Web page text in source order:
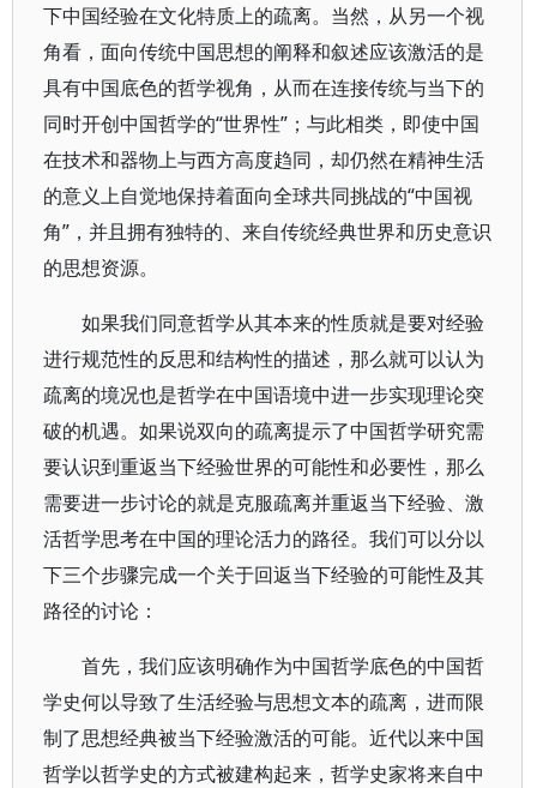
下中国经验在文化特质上的疏离。当然，从另一个视
角看，面向传统中国思想的阐释和叙述应该激活的是
具有中国底色的哲学视角，从而在连接传统与当下的
同时开创中国哲学的“世界性”；与此相类，即使中国
在技术和器物上与西方高度趋同，却仍然在精神生活
的意义上自觉地保持着面向全球共同挑战的“中国视
角”，并且拥有独特的、来自传统经典世界和历史意识
的思想资源。
如果我们同意哲学从其本来的性质就是要对经验
进行规范性的反思和结构性的描述，那么就可以认为
疏离的境况也是哲学在中国语境中进一步实现理论突
破的机遇。如果说双向的疏离提示了中国哲学研究需
要认识到重返当下经验世界的可能性和必要性，那么
需要进一步讨论的就是克服疏离并重返当下经验、激
活哲学思考在中国的理论活力的路径。我们可以分以
下三个步骤完成一个关于回返当下经验的可能性及其
路径的讨论：
首先，我们应该明确作为中国哲学底色的中国哲
学史何以导致了生活经验与思想文本的疏离，进而限
制了思想经典被当下经验激活的可能。近代以来中国
哲学以哲学史的方式被建构起来，哲学史家将来自中